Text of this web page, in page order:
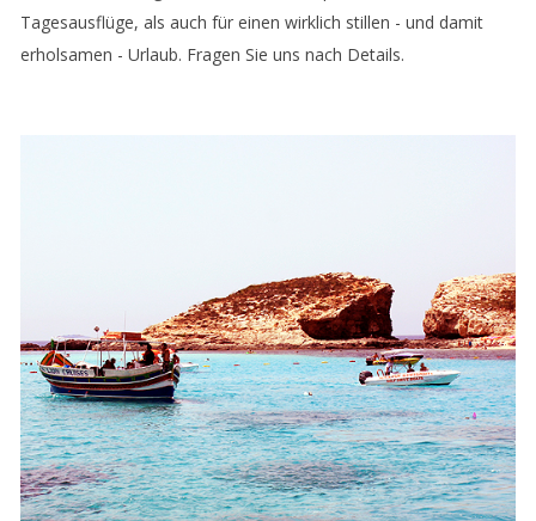
Tagesausflüge, als auch für einen wirklich stillen - und damit
erholsamen - Urlaub. Fragen Sie uns nach Details.